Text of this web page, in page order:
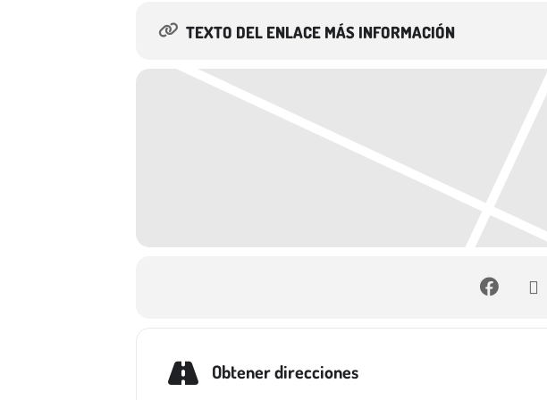
TEXTO DEL ENLACE MÁS INFORMACIÓN
Obtener direcciones